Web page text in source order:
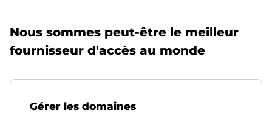
Nous sommes peut-être le meilleur
fournisseur d'accès au monde
Gérer les domaines